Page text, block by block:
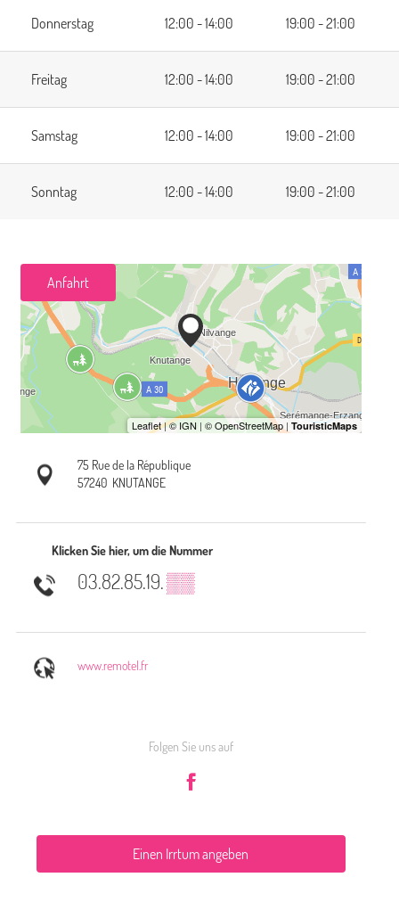
Donnerstag 12:00 - 14:00 19:00 - 21:00
Freitag 12:00 - 14:00 19:00 - 21:00
Samstag 12:00 - 14:00 19:00 - 21:00
Sonntag 12:00 - 14:00 19:00 - 21:00
Anfahrt
75 Rue de la République
57240 KNUTANGE
Klicken Sie hier, um die Nummer
03.82.85.19.▒▒
www.remotel.fr
Folgen Sie uns auf
Einen Irrtum angeben